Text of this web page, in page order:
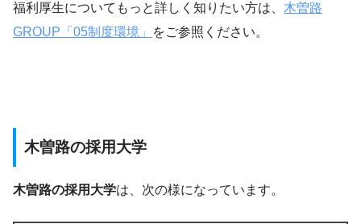
福利厚生についてもっと詳しく知りたい方は、 木曽路
GROUP「05制度環境」
をご参照ください。
木曽路の採用大学
木曽路の採用大学は、次の様になっています。